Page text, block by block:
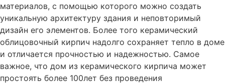
материалов, с помощью которого можно создать
уникальную архитектуру здания и неповторимый
дизайн его элементов. Более того керамический
облицовочный кирпич надолго сохраняет тепло в доме
и отличается прочностью и надежностью. Самое
важное, что дом из керамического кирпича может
простоять более 100лет без проведения